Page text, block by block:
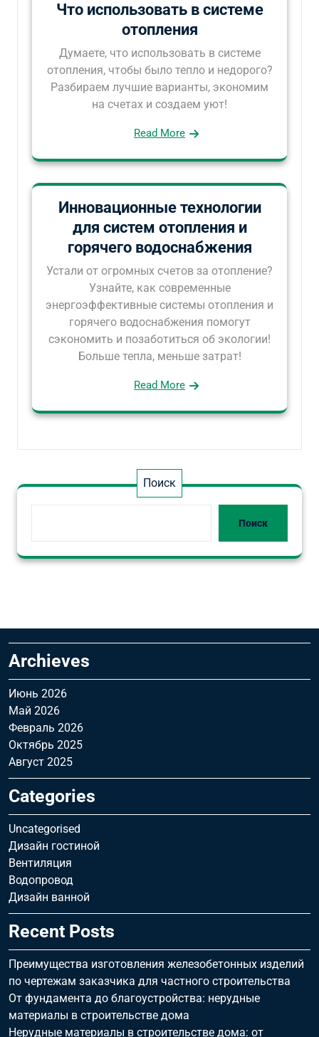
Что использовать в системе
отопления
Думаете, что использовать в системе
отопления, чтобы было тепло и недорого?
Разбираем лучшие варианты, экономим
на счетах и создаем уют!
Read More
Инновационные технологии
для систем отопления и
горячего водоснабжения
Устали от огромных счетов за отопление?
Узнайте, как современные
энергоэффективные системы отопления и
горячего водоснабжения помогут
сэкономить и позаботиться об экологии!
Больше тепла, меньше затрат!
Read More
Поиск
Поиск
Archieves
Июнь 2026
Май 2026
Февраль 2026
Октябрь 2025
Август 2025
Categories
Uncategorised
Дизайн гостиной
Вентиляция
Водопровод
Дизайн ванной
Recent Posts
Преимущества изготовления железобетонных изделий
по чертежам заказчика для частного строительства
От фундамента до благоустройства: нерудные
материалы в строительстве дома
Нерудные материалы в строительстве дома: от